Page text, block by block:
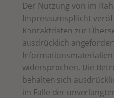
Der Nutzung von im
Impressumspflicht
Kontaktdaten zur
ausdrücklich
widersprochen. Die
behalten sich
im Falle der